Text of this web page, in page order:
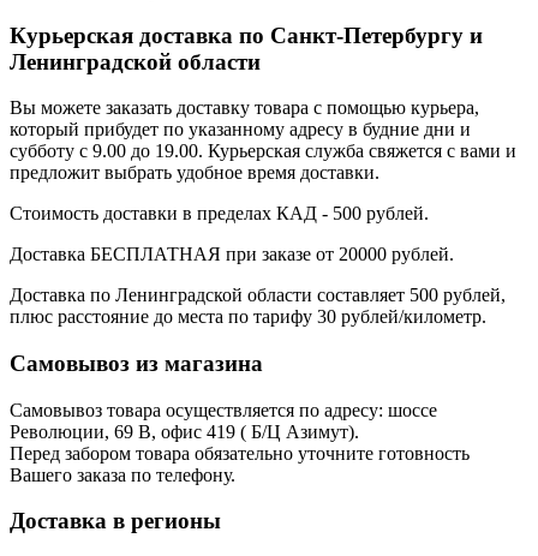
Курьерская доставка по Санкт-Петербургу и
Ленинградской области
Вы можете заказать доставку товара с помощью курьера,
который прибудет по указанному адресу в будние дни и
субботу с 9.00 до 19.00. Курьерская служба свяжется с вами и
предложит выбрать удобное время доставки.
Стоимость доставки в пределах КАД - 500 рублей.
Доставка БЕСПЛАТНАЯ при заказе от 20000 рублей.
Доставка по Ленинградской области составляет 500 рублей,
плюс расстояние до места по тарифу 30 рублей/километр.
Самовывоз из магазина
Самовывоз товара осуществляется по адресу: шоссе
Революции, 69 В, офис 419 ( Б/Ц Азимут).
Перед забором товара обязательно уточните готовность
Вашего заказа по телефону.
Доставка в регионы